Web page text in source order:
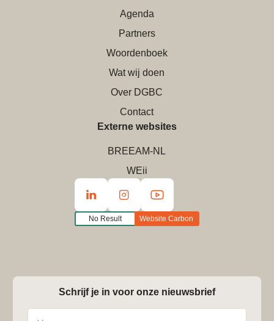
Agenda
Partners
Woordenboek
Wat wij doen
Over DGBC
Contact
Externe websites
BREEAM-NL
WEii
No Result Website Carbon
Schrijf je in voor onze nieuwsbrief